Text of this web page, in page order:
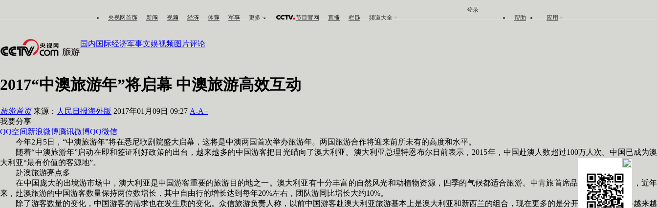
央视网首页 新闻 视频 经济 体育 军事 更多 节目官网 直播 栏目 频道大全 帮助 应用
登录
国内国际经济军事文娱视频图片评论
2017“中澳旅游年”将启幕 中澳旅游高效互动
旅游首页 来源： 人民日报海外版 2017年01月09日 09:27 A-A+
我要分享
QQ空间新浪微博腾讯微博QQ微信
今年2月5日，“中澳旅游年”将在悉尼歌剧院盛大启幕，这将是中澳两国首次举办旅游年。两国旅游合作将迎来前所未有的高度和水平。
随着“中澳旅游年”启动在即和签证利好政策的出台，越来越多的中国游客把目光瞄向了澳大利亚。澳大利亚总理特恩布尔日前表示，2015年，中国赴澳人数超过100万人次。中国已成为澳
大利亚“最有价值的客源地”。
赴澳旅游亮点多
在中国庞大的出境游市场中，澳大利亚是中国游客重要的旅游目的地之一。澳大利亚有十分丰富的自然风光和动植物资源，四季的气候都适合旅游。中青旅首席品牌官徐晓磊介绍，近年
来，赴澳旅游的中国游客数量保持两位数增长，其中自由行的增长达到每年20%左右，团队游同比增长大约10%。
除了游客数量的变化，中国游客的需求也在发生质的变化。众信旅游负责人称，以前中国游客赴澳大利亚旅游基本上是澳大利亚和新西兰的组合，现在更多的是分开前往，游客玩得越来越